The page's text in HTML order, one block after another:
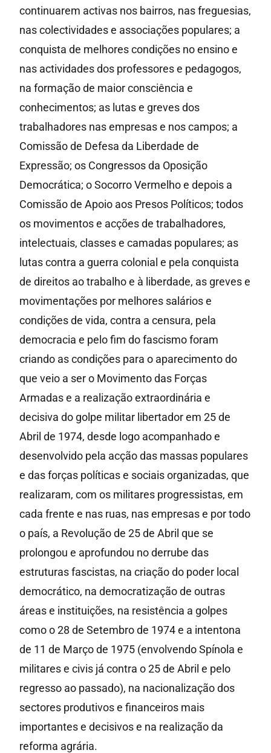
continuarem activas nos bairros, nas freguesias,
nas colectividades e associações populares; a
conquista de melhores condições no ensino e
nas actividades dos professores e pedagogos,
na formação de maior consciência e
conhecimentos; as lutas e greves dos
trabalhadores nas empresas e nos campos; a
Comissão de Defesa da Liberdade de
Expressão; os Congressos da Oposição
Democrática; o Socorro Vermelho e depois a
Comissão de Apoio aos Presos Políticos; todos
os movimentos e acções de trabalhadores,
intelectuais, classes e camadas populares; as
lutas contra a guerra colonial e pela conquista
de direitos ao trabalho e à liberdade, as greves e
movimentações por melhores salários e
condições de vida, contra a censura, pela
democracia e pelo fim do fascismo foram
criando as condições para o aparecimento do
que veio a ser o Movimento das Forças
Armadas e a realização extraordinária e
decisiva do golpe militar libertador em 25 de
Abril de 1974, desde logo acompanhado e
desenvolvido pela acção das massas populares
e das forças políticas e sociais organizadas, que
realizaram, com os militares progressistas, em
cada frente e nas ruas, nas empresas e por todo
o país, a Revolução de 25 de Abril que se
prolongou e aprofundou no derrube das
estruturas fascistas, na criação do poder local
democrático, na democratização de outras
áreas e instituições, na resistência a golpes
como o 28 de Setembro de 1974 e a intentona
de 11 de Março de 1975 (envolvendo Spínola e
militares e civis já contra o 25 de Abril e pelo
regresso ao passado), na nacionalização dos
sectores produtivos e financeiros mais
importantes e decisivos e na realização da
reforma agrária.